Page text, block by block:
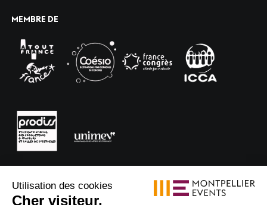
MEMBRE DE
Utilisation des cookies
Cher visiteur,